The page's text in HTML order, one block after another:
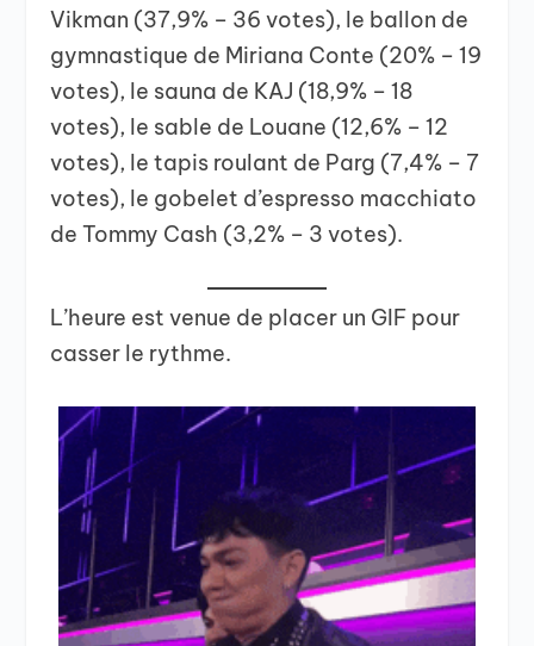
Vikman (37,9% – 36 votes), le ballon de
gymnastique de Miriana Conte (20% – 19
votes), le sauna de KAJ (18,9% – 18
votes), le sable de Louane (12,6% – 12
votes), le tapis roulant de Parg (7,4% – 7
votes), le gobelet d’espresso macchiato
de Tommy Cash (3,2% – 3 votes).
L’heure est venue de placer un GIF pour
casser le rythme.